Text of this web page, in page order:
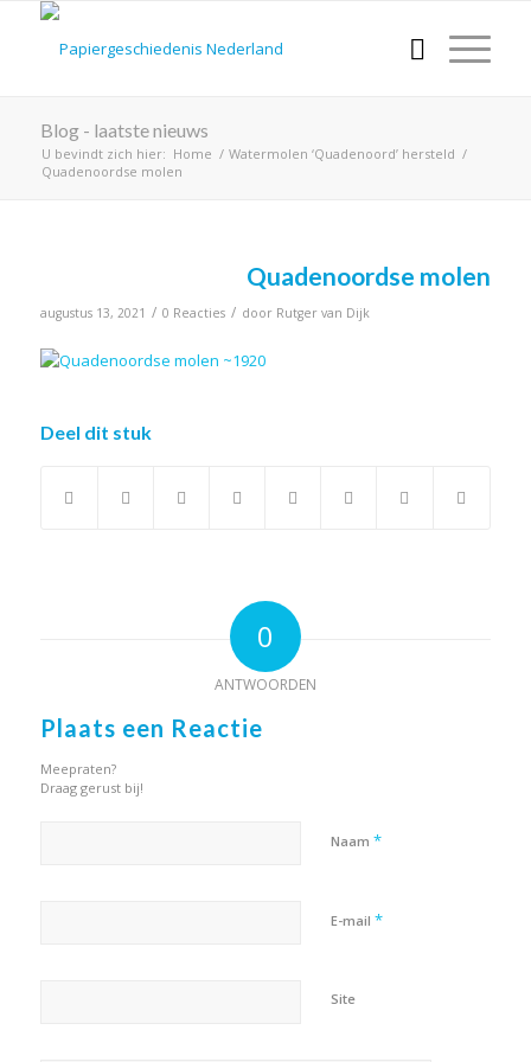
Blog - laatste nieuws
U bevindt zich hier: Home / Watermolen ‘Quadenoord’ hersteld /
Quadenoordse molen
Quadenoordse molen
augustus 13, 2021 / 0 Reacties / door Rutger van Dijk
Deel dit stuk
0
ANTWOORDEN
Plaats een Reactie
Meepraten?
Draag gerust bij!
Naam *
E-mail *
Site